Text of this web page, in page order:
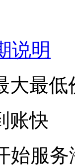
说明
大最低
账快
始服